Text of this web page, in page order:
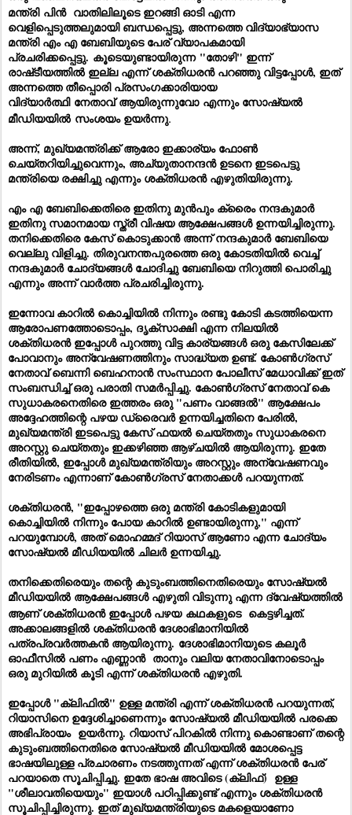
മന്ത്രി പിൻ വാതിലിലൂടെ ഇറങ്ങി ഓടി എന്ന
വെളിപ്പെടുത്തലുമായി ബന്ധപ്പെട്ടു, അന്നത്തെ വിദ്യാഭ്യാസ
മന്ത്രി എം എ ബേബിയുടെ പേര് വ്യാപകമായി
പ്രചരിക്കപ്പെട്ടു. കൂടെയുണ്ടായിരുന്ന"തോഴി" ഇന്ന്
രാഷ്‌ടീയത്തിൽ ഇല്ല എന്ന് ശക്തിധരൻ പറഞ്ഞു വിട്ടപ്പോൾ, ഇത്
അന്നത്തെ തീപ്പൊരി പ്രസംഗക്കാരിയായ
വിദ്യാർത്ഥി നേതാവ് ആയിരുന്നുവോഎന്നും സോഷ്യൽ
മീഡിയയിൽ സംശയം ഉയർന്നു.
അന്ന്, മുഖ്യമന്ത്രിക്ക് ആരോ ഇക്കാര്യം ഫോൺ
ചെയ്തറിയിച്ചുവെന്നും, അച്യുതാനന്ദൻ ഉടനെ ഇടപെട്ടു
മന്ത്രിയെ രക്ഷിച്ചു എന്നും ശക്തിധരൻ എഴുതിയിരുന്നു.
എം എ ബേബിക്കെതിരെ ഇതിനു മുൻപും ക്രൈം നന്ദകുമാർ
ഇതിനു സമാനമായ സ്ത്രീ വിഷയ ആക്ഷേപങ്ങൾ ഉന്നയിച്ചിരുന്നു.
തനിക്കെതിരെ കേസ് കൊടുക്കാൻ അന്ന് നന്ദകുമാർ ബേബിയെ
വെല്ലു വിളിച്ചു. തിരുവനന്തപുരത്തെ ഒരു കോടതിയിൽ വെച്ച്
നന്ദകുമാർ ചോദ്യങ്ങൾ ചോദിച്ചു ബേബിയെ നിറുത്തി പൊരിച്ചു
എന്നും അന്ന് വാർത്ത പ്രചരിച്ചിരുന്നു.
ഇന്നോവ കാറിൽ കൊച്ചിയിൽ നിന്നും രണ്ടു കോടി കടത്തിയെന്ന
ആരോപണത്തോടൊപ്പം, ദൃക്‌സാക്ഷി എന്ന നിലയിൽ
ശക്തിധരൻ ഇപ്പോൾ പുറത്തു വിട്ട കാര്യങ്ങൾ ഒരു കേസിലേക്ക്
പോവാനും അന്വേഷണത്തിനും സാദ്ധ്യത ഉണ്ട്. കോൺഗ്രസ്
നേതാവ് ബെന്നി ബെഹനാൻ സംസ്ഥാന പോലീസ് മേധാവിക്ക് ഇത്
സംബന്ധിച്ച് ഒരു പരാതി സമർപ്പിച്ചു. കോൺഗ്രസ് നേതാവ് കെ
സുധാകരനെതിരെ ഇത്തരം ഒരു "പണം വാങ്ങൽ" ആക്ഷേപം
അദ്ദേഹത്തിന്റെ പഴയ ഡ്രൈവർ ഉന്നയിച്ചതിനെ പേരിൽ,
മുഖ്യമന്ത്രി ഇടപെട്ടു കേസ് ഫയൽ ചെയ്തതും സുധാകരനെ
അറസ്റ്റു ചെയ്തതും ഇക്കഴിഞ്ഞ ആഴ്ചയിൽ ആയിരുന്നു. ഇതേ
രീതിയിൽ, ഇപ്പോൾ മുഖ്യമന്ത്രിയും അറസ്റ്റും അന്വേഷണവും
നേരിടണം എന്നാണ് കോൺഗ്രസ് നേതാക്കൾ പറയുന്നത്.
ശക്തിധരൻ, "ഇപ്പോഴത്തെ ഒരു മന്ത്രി കോടികളുമായി
കൊച്ചിയിൽ നിന്നും പോയ കാറിൽ ഉണ്ടായിരുന്നു," എന്ന്
പറയുമ്പോൾ, അത് മൊഹമ്മദ് റിയാസ് ആണോ എന്ന ചോദ്യം
സോഷ്യൽ മീഡിയയിൽ ചിലർ ഉന്നയിച്ചു.
തനിക്കെതിരെയും തന്റെ കുടുംബത്തിനെതിരെയും സോഷ്യൽ
മീഡിയയിൽ ആക്ഷേപങ്ങൾ എഴുതി വിടുന്നു എന്ന ദ്വേഷ്യത്തിൽ
ആണ് ശക്തിധരൻ ഇപ്പോൾ പഴയ കഥകളുടെ കെട്ടഴിച്ചത്.
അക്കാലങ്ങളിൽ ശക്തിധരൻ ദേശാഭിമാനിയിൽ
പത്രപ്രവർത്തകൻ ആയിരുന്നു. ദേശാഭിമാനിയുടെ കലൂർ
ഓഫീസിൽ പണം എണ്ണാൻ താനും വലിയ നേതാവിനോടൊപ്പം
ഒരു മുറിയിൽ കൂടി എന്ന് ശക്തിധരൻ എഴുതി.
ഇപ്പോൾ "ക്ലിഫിൽ" ഉള്ള മന്ത്രി എന്ന് ശക്തിധരൻ പറയുന്നത്,
റിയാസിനെ ഉദ്ദേശിച്ചാണെന്നും സോഷ്യൽ മീഡിയയിൽ പരക്കെ
അഭിപ്രായം ഉയർന്നു. റിയാസ് പിറകിൽ നിന്നു കൊണ്ടാണ് തന്റെ
കുടുംബത്തിനെതിരെ സോഷ്യൽ മീഡിയയിൽ മോശപ്പെട്ട
ഭാഷയിലുള്ള പ്രചാരണം നടത്തുന്നത് എന്ന് ശക്തിധരൻ പേര്
പറയാതെ സൂചിപ്പിച്ചു. ഇതേ ഭാഷ അവിടെ (ക്ലിഫ്) ഉള്ള
"ശീലാവതിയെയും" ഇയാൾ പഠിപ്പിക്കുണ്ട് എന്നും ശക്തിധരൻ
സൂചിപ്പിച്ചിരുന്നു. ഇത് മുഖ്യമന്ത്രിയുടെ മകളെയാണോ